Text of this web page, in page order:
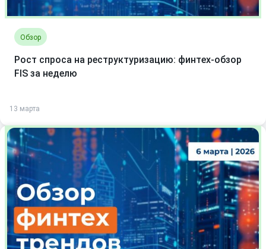
Обзор
Рост спроса на реструктуризацию: финтех-обзор
FIS за неделю
13 марта